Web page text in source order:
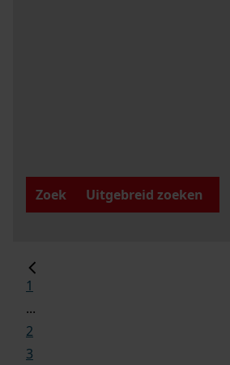
Zoek
Uitgebreid zoeken
1
...
2
3